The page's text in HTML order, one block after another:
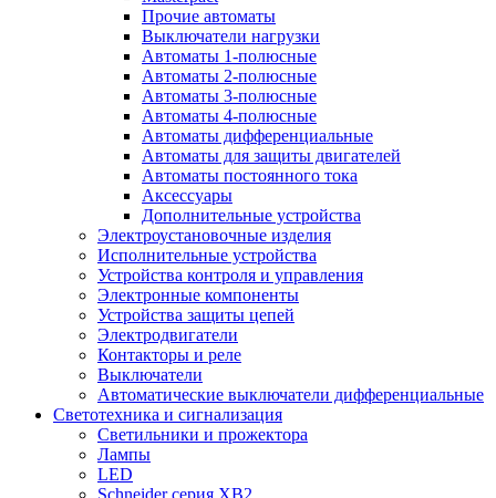
Прочие автоматы
Выключатели нагрузки
Автоматы 1-полюсные
Автоматы 2-полюсные
Автоматы 3-полюсные
Автоматы 4-полюсные
Автоматы дифференциальные
Автоматы для защиты двигателей
Автоматы постоянного тока
Аксессуары
Дополнительные устройства
Электроустановочные изделия
Исполнительные устройства
Устройства контроля и управления
Электронные компоненты
Устройства защиты цепей
Электродвигатели
Контакторы и реле
Выключатели
Автоматические выключатели дифференциальные
Светотехника и сигнализация
Светильники и прожектора
Лампы
LED
Schneider серия XB2